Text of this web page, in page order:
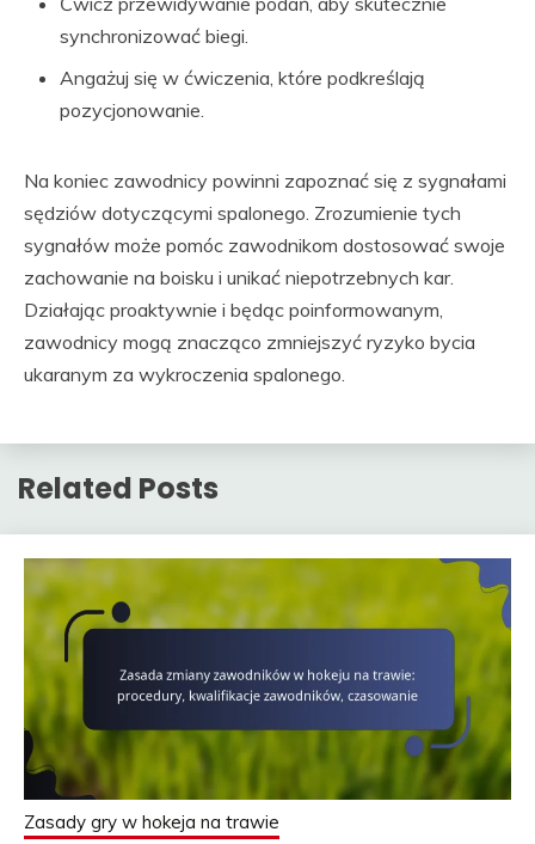
synchronizować biegi.
Angażuj się w ćwiczenia, które podkreślają
pozycjonowanie.
Na koniec zawodnicy powinni zapoznać się z sygnałami
sędziów dotyczącymi spalonego. Zrozumienie tych
sygnałów może pomóc zawodnikom dostosować swoje
zachowanie na boisku i unikać niepotrzebnych kar.
Działając proaktywnie i będąc poinformowanym,
zawodnicy mogą znacząco zmniejszyć ryzyko bycia
ukaranym za wykroczenia spalonego.
Related Posts
Zasady gry w hokeja na trawie